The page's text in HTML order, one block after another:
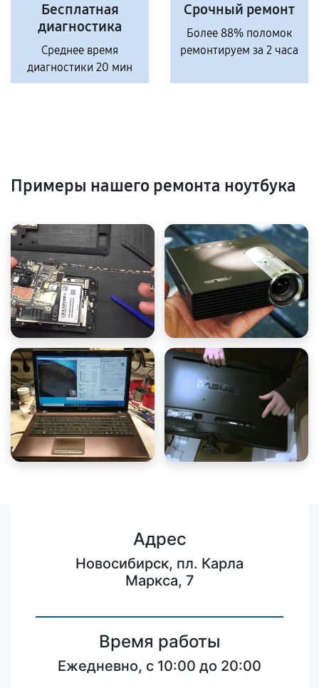
Бесплатная
диагностика
Среднее время
диагностики 20 мин
Срочный ремонт
Более 88% поломок
ремонтируем за 2 часа
Примеры нашего ремонта ноутбука
Адрес
Новосибирск, пл. Карла
Маркса, 7
Время работы
Ежедневно, с 10:00 до 20:00